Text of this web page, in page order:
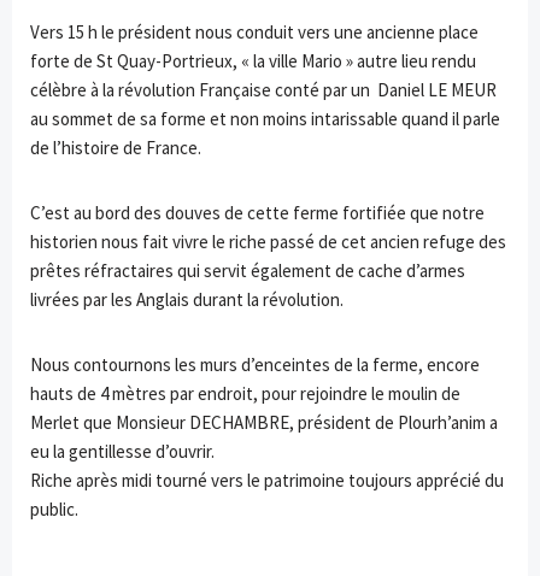
Vers 15 h le président nous conduit vers une ancienne place
forte de St Quay-Portrieux, « la ville Mario » autre lieu rendu
célèbre à la révolution Française conté par un Daniel LE MEUR
au sommet de sa forme et non moins intarissable quand il parle
de l’histoire de France.
C’est au bord des douves de cette ferme fortifiée que notre
historien nous fait vivre le riche passé de cet ancien refuge des
prêtes réfractaires qui servit également de cache d’armes
livrées par les Anglais durant la révolution.
Nous contournons les murs d’enceintes de la ferme, encore
hauts de 4 mètres par endroit, pour rejoindre le moulin de
Merlet que Monsieur DECHAMBRE, président de Plourh’anim a
eu la gentillesse d’ouvrir.
Riche après midi tourné vers le patrimoine toujours apprécié du
public.